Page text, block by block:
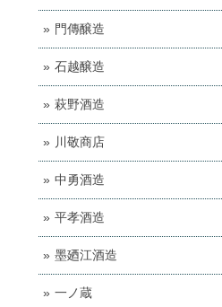
門傳醸造
石越醸造
萩野酒造
川敬商店
中勇酒造
平孝酒造
墨廼江酒造
一ノ蔵